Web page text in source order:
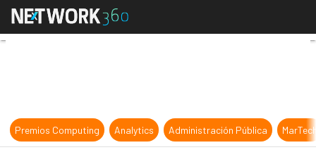
Funciones de seguridad
Premios Computing Analytics Administración Pública